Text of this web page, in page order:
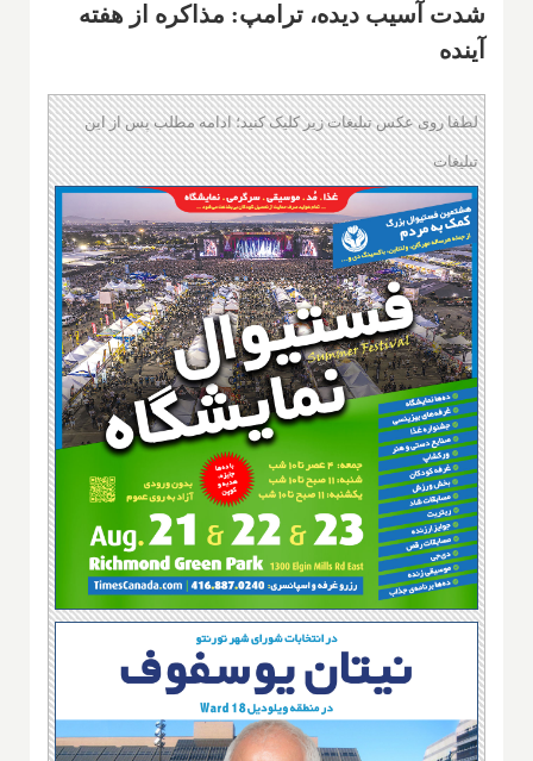
شدت آسیب دیده، ترامپ: مذاکره از هفته
آینده
لطفا روی عکس تبلیغات زیر کلیک کنید؛ ادامه مطلب پس از این
تبلیغات